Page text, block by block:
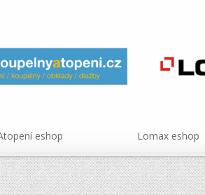
eshop Lomax eshop